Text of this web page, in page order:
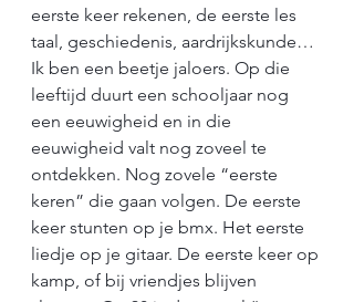
eerste keer rekenen, de eerste les
taal, geschiedenis, aardrijkskunde…
Ik ben een beetje jaloers. Op die
leeftijd duurt een schooljaar nog
een eeuwigheid en in die
eeuwigheid valt nog zoveel te
ontdekken. Nog zovele “eerste
keren” die gaan volgen. De eerste
keer stunten op je bmx. Het eerste
liedje op je gitaar. De eerste keer op
kamp, of bij vriendjes blijven